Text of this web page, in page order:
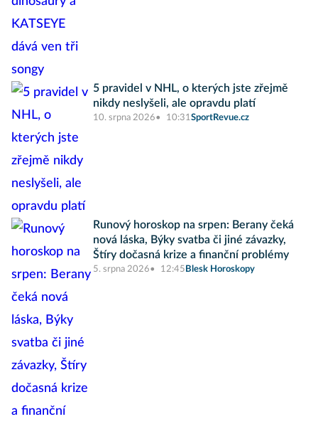
5 pravidel v NHL, o kterých jste zřejmě
nikdy neslyšeli, ale opravdu platí
10. srpna 2026 10:31SportRevue.cz
Runový horoskop na srpen: Berany čeká
nová láska, Býky svatba či jiné závazky,
Štíry dočasná krize a finanční problémy
5. srpna 2026 12:45 Blesk Horoskopy